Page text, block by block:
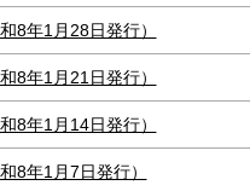
8年1月28日発行）
8年1月21日発行）
8年1月14日発行）
8年1月7日発行）